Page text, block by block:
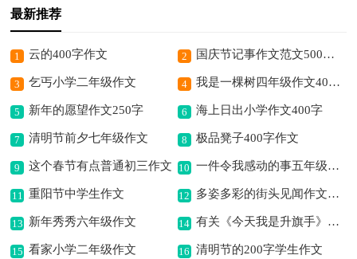
最新推荐
1 云的400字作文 2 国庆节记事作文范文500字（通用25篇）
3 乞丐小学二年级作文 4 我是一棵树四年级作文400字
5 新年的愿望作文250字 6 海上日出小学作文400字
7 清明节前夕七年级作文 8 极品凳子400字作文
9 这个春节有点普通初三作文 10 一件令我感动的事五年级叙事作文400字
11 重阳节中学生作文 12 多姿多彩的街头见闻作文400字
13 新年秀秀六年级作文 14 有关《今天我是升旗手》读后感作文400字
15 看家小学二年级作文 16 清明节的200字学生作文